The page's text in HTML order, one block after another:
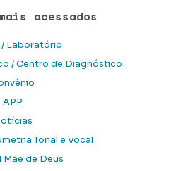
acessados
/ Laboratório
/ Centro de Diagnóstico
APP
Tonal e Vocal
Mãe de Deus